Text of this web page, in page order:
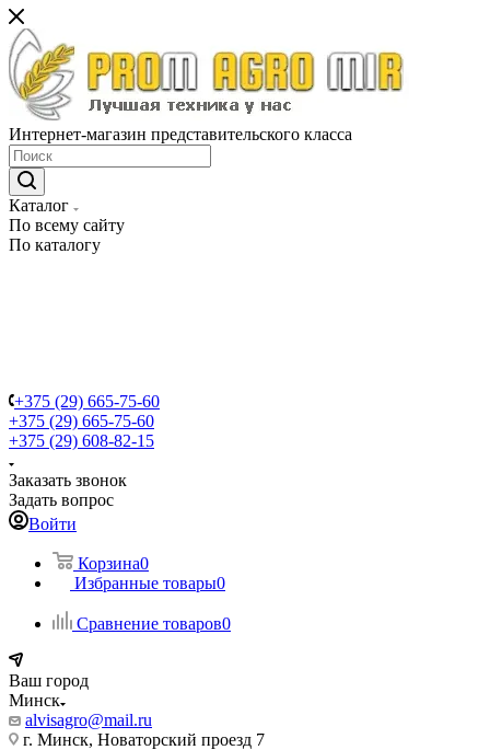
Интернет-магазин представительского класса
Каталог
По всему сайту
По каталогу
+375 (29) 665-75-60
+375 (29) 665-75-60
+375 (29) 608-82-15
Заказать звонок
Задать вопрос
Войти
Корзина0
Избранные товары0
Сравнение товаров0
Ваш город
Минск
alvisagro@mail.ru
г. Минск, Новаторский проезд 7